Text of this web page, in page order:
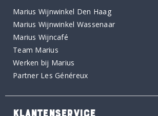
Marius Wijnwinkel Den Haag
Marius Wijnwinkel Wassenaar
Marius Wijncafé
Team Marius
Werken bij Marius
Partner Les Généreux
KLANTENSERVICE